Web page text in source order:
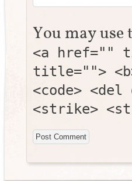
You may use
<a href=""
title="">
<code>
<strike>